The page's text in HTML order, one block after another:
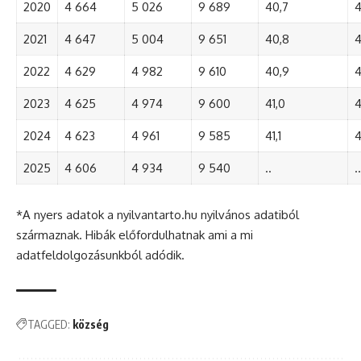
2020 4 664 5 026 9 689 40,7
2021 4 647 5 004 9 651 40,8
2022 4 629 4 982 9 610 40,9
2023 4 625 4 974 9 600 41,0
2024 4 623 4 961 9 585 41,1
2025 4 606 4 934 9 540 .. ..
*A nyers adatok a nyilvantarto.hu nyilvános adatiból
származnak. Hibák előfordulhatnak ami a mi
adatfeldolgozásunkból adódik.
TAGGED: község